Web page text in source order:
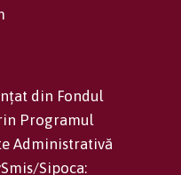
din Fondul
Programul
Administrativă
Sipoca: